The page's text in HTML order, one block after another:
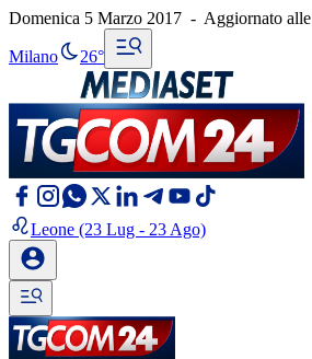
Domenica 5 Marzo 2017 - Aggiornato alle
Milano 26°
Leone (23 Lug - 23 Ago)